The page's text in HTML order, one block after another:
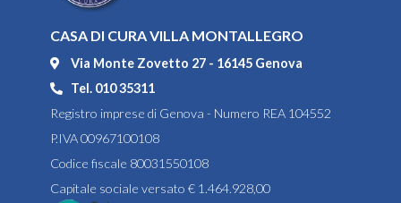
CASA DI CURA VILLA MONTALLEGRO
Via Monte Zovetto 27 - 16145 Genova
Tel. 010 35311
Registro imprese di Genova - Numero REA 104552
P.IVA 00967100108
Codice fiscale 80031550108
Capitale sociale versato € 1.464.928,00